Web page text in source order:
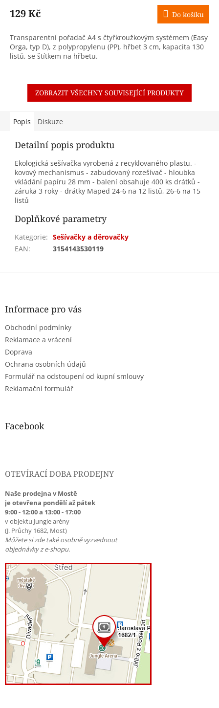
129 Kč Do košíku
Transparentní pořadač A4 s čtyřkroužkovým systémem (Easy
Orga, typ D), z polypropylenu (PP), hřbet 3 cm, kapacita 130
listů, se štítkem na hřbetu.
ZOBRAZIT VŠECHNY SOUVISEJÍCÍ PRODUKTY
Popis Diskuze
Detailní popis produktu
Ekologická sešívačka vyrobená z recyklovaného plastu. -
kovový mechanismus - zabudovaný rozešívač - hloubka
vkládání papíru 28 mm - balení obsahuje 400 ks drátků -
záruka 3 roky - drátky Maped 24-6 na 12 listů, 26-6 na 15
listů
Doplňkové parametry
Kategorie: Sešívačky a děrovačky
EAN: 3154143530119
Z
Informace pro vás
Obchodní podmínky
Reklamace a vrácení
Doprava
Ochrana osobních údajů
Formulář na odstoupení od kupní smlouvy
Reklamační formulář
Facebook
OTEVÍRACÍ DOBA PRODEJNY
Naše prodejna v Mostě
je otevřena pondělí až pátek
9:00 - 12:00 a 13:00 - 17:00
v objektu Jungle arény
(J. Průchy 1682, Most)
Můžete si zde také osobně vyzvednout
objednávky z e-shopu.